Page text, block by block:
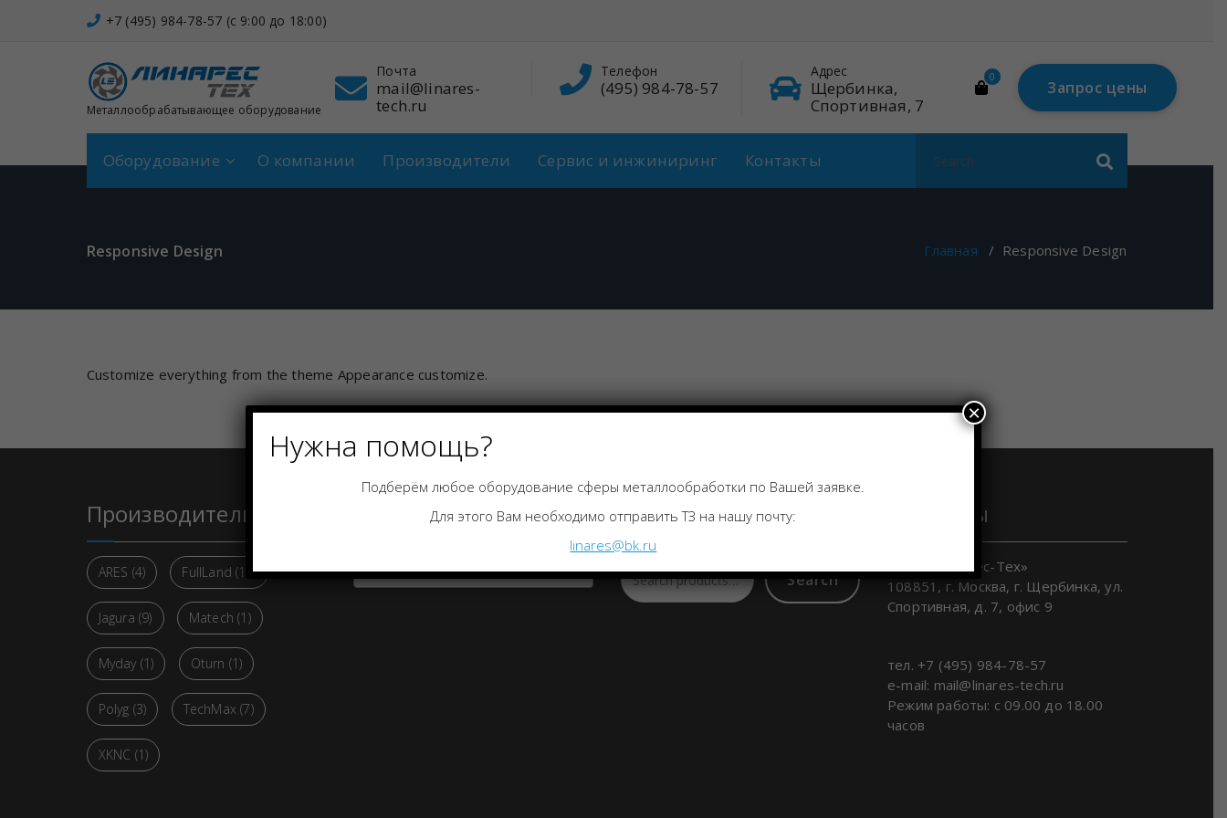
+7 (495) 984-78-57 (c 9:00 до 18:00)
Металлообрабатывающее оборудование
Адрес
Щербинка,
Спортивная, 7
Почта
mail@linares-
tech.ru
Телефон
(495) 984-78-57
Адрес
Щербинка,
Спортивная, 7
Почта
mail@linares-
tech.ru
0
Запрос цены
Оборудование О компании Производители Сервис и инжиниринг Контакты
for:
Responsive Design Главная / Responsive Design
Customize everything from the theme Appearance customize.
Производители
ARES (4) FullLand (13)
Jagura (9) Matech (1)
Myday (1) Oturn (1)
Polyg (3) TechMax (7)
XKNC (1)
Категории товаров
Select a category
Поиск по каталогу
Search
for:
Search
Контакты
ООО «Линарес-Тех»
108851, г. Москва, г. Щербинка, ул.
Спортивная, д. 7, офис 9
тел. +7 (495) 984-78-57
e-mail: mail@linares-tech.ru
Режим работы: с 09.00 до 18.00
часов
Нужна помощь?
Подберём любое оборудование сферы металлообработки по Вашей заявке.
Для этого Вам необходимо отправить ТЗ на нашу почту:
linares@bk.ru
×